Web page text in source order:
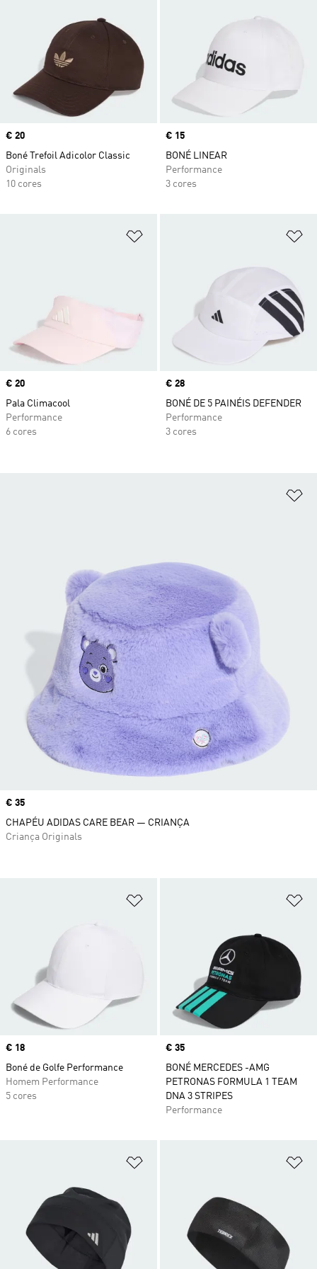
Price
€ 20
Boné Trefoil Adicolor Classic
Originals
10 cores
Price
€ 15
BONÉ LINEAR
Performance
3 cores
Price
€ 20
Pala Climacool
Performance
6 cores
Price
€ 28
BONÉ DE 5 PAINÉIS DEFENDER
Performance
3 cores
Price
€ 18
Boné de Golfe Performance
Homem Performance
5 cores
Price
€ 35
BONÉ MERCEDES -AMG
PETRONAS FORMULA 1 TEAM
DNA 3 STRIPES
Performance
Price
€ 35
CHAPÉU ADIDAS CARE BEAR — CRIANÇA
Criança Originals